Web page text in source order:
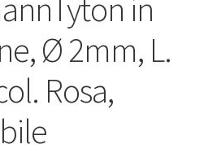
in
Ø 2mm, L.
Rosa,